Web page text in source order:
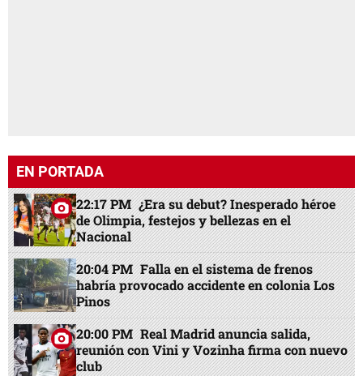
EN PORTADA
22:17 PM ¿Era su debut? Inesperado héroe
de Olimpia, festejos y bellezas en el
Nacional
20:04 PM Falla en el sistema de frenos
habría provocado accidente en colonia Los
Pinos
20:00 PM Real Madrid anuncia salida,
reunión con Vini y Vozinha firma con nuevo
club